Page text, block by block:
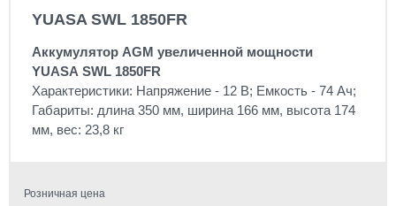
YUASA SWL 1850FR
Аккумулятор AGM увеличенной мощности
YUASA SWL 1850FR
Характеристики: Напряжение - 12 В; Емкость - 74 Ач;
Габариты: длина 350 мм, ширина 166 мм, высота 174
мм, вес: 23,8 кг
Розничная цена